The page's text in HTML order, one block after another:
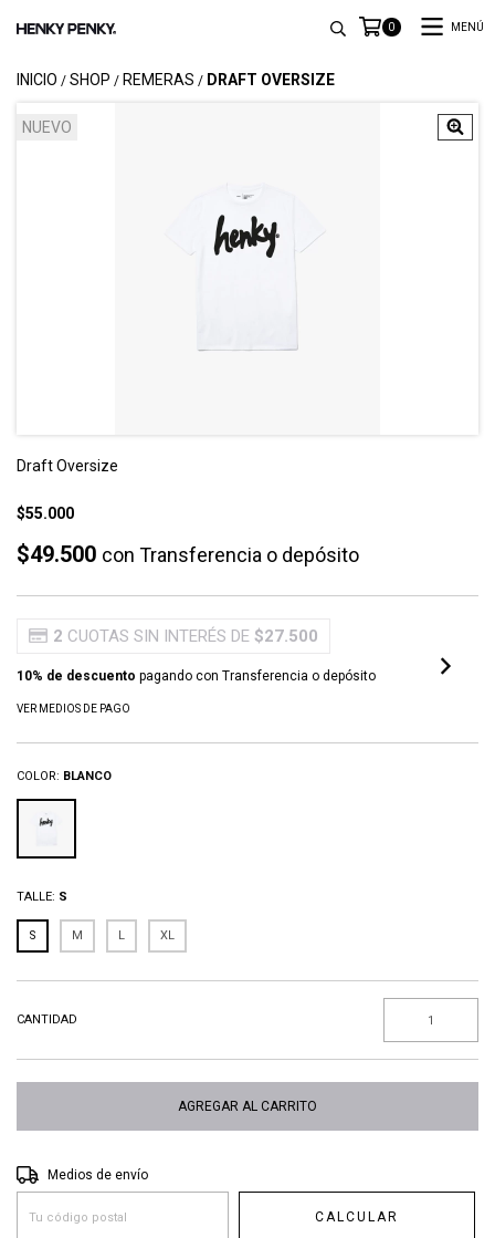
0 MENÚ
INICIO / SHOP / REMERAS / DRAFT OVERSIZE
NUEVO
Draft Oversize
$55.000
$49.500 con Transferencia o depósito
2 CUOTAS SIN INTERÉS DE $27.500
10% de descuento pagando con Transferencia o depósito
VER MEDIOS DE PAGO
COLOR: BLANCO
TALLE: S
S M L XL
CANTIDAD
Entregas para el CP:
Medios de envío
CALCULAR